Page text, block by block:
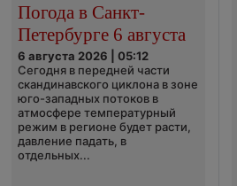
Погода в Санкт-
Петербурге 6 августа
6 августа 2026 | 05:12
Сегодня в передней части
скандинавского циклона в зоне
юго-западных потоков в
атмосфере температурный
режим в регионе будет расти,
давление падать, в
отдельных...